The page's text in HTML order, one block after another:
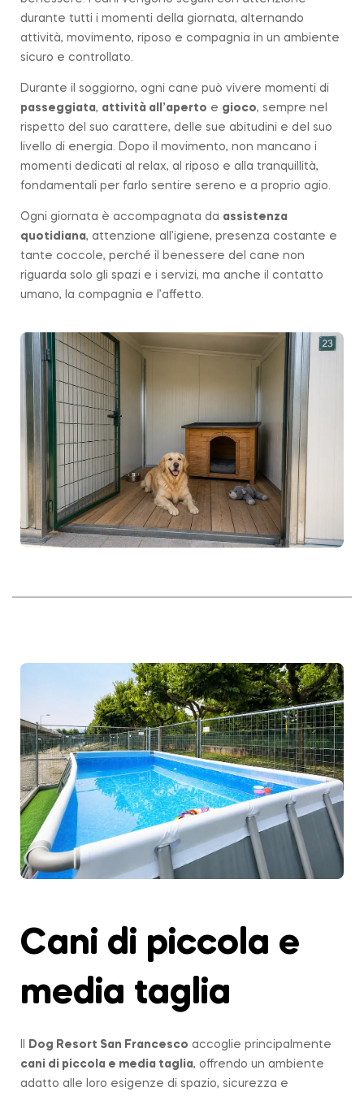
durante tutti i momenti della giornata, alternando
attività, movimento, riposo e compagnia in un ambiente
sicuro e controllato.
Durante il soggiorno, ogni cane può vivere momenti di
passeggiata, attività all’aperto e gioco, sempre nel
rispetto del suo carattere, delle sue abitudini e del suo
livello di energia. Dopo il movimento, non mancano i
momenti dedicati al relax, al riposo e alla tranquillità,
fondamentali per farlo sentire sereno e a proprio agio.
Ogni giornata è accompagnata da assistenza
quotidiana, attenzione all’igiene, presenza costante e
tante coccole, perché il benessere del cane non
riguarda solo gli spazi e i servizi, ma anche il contatto
umano, la compagnia e l’affetto.
Cani di piccola e
media taglia
Dog Resort San Francesco accoglie principalmente
cani di piccola e media taglia, offrendo un ambiente
adatto alle loro esigenze di spazio, sicurezza e